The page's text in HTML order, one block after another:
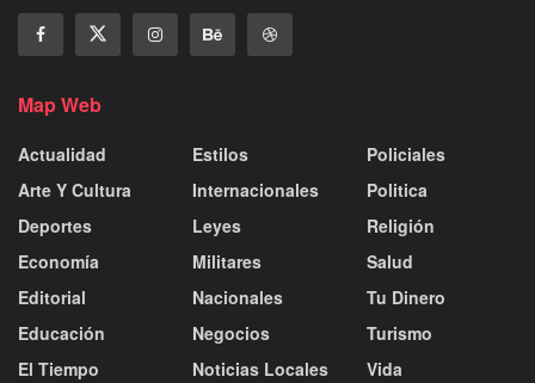
Map Web
Actualidad
Arte Y Cultura
Deportes
Economía
Editorial
Educación
El Tiempo
Estilos
Internacionales
Leyes
Militares
Nacionales
Negocios
Noticias Locales
Policiales
Politica
Religión
Salud
Tu Dinero
Turismo
Vida